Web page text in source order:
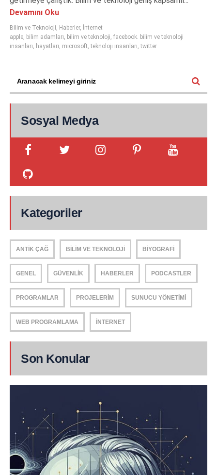
Devamını Oku
Bilim ve Teknoloji, Haberler, İnternet
apple, bilim adamları, bilim ve teknoloji, facebook. bilim ve teknoloji
insanları, hayatları, microsoft,teknoloji insanları,twitter
Sosyal Medya
Kategoriler
ANTIK ÇAĞ BILIM VE TEKNOLOJI BIYOGRAFI
GENEL GÜVENLIK HABERLER PODCASTLER
PROGRAMLAR PROJELERIM SUNUCU YÖNETIMI
WEB PROGRAMLAMA İNTERNET
Son Konular